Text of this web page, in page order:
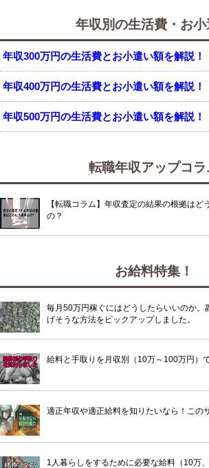
年収別の生活費・お
年収300万円の生活費とお小遣い額を解説！
年収400万円の生活費とお小遣い額を解説！
年収500万円の生活費とお小遣い額を解説！
転職年収アップコラ
【転職コラム】年収査定の結果の根拠はど
の？
お給料特集！
毎月50万円稼ぐにはどうしたらいいのか。
げそうな方法をピックアップしました。
給料と手取りを月収別（10万～100万円）
適正年収や適正給料を知りたいなら！この
1人暮らしをするために必要な給料（10万